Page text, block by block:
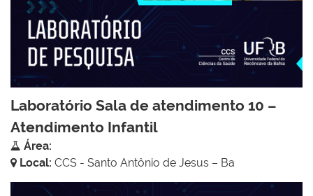
Laboratório Sala de atendimento 10 –
Atendimento Infantil
Área:
Local: CCS - Santo Antônio de Jesus – Ba